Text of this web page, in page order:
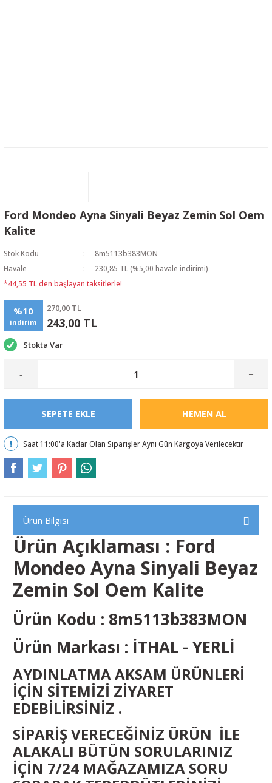
Ford Mondeo Ayna Sinyali Beyaz Zemin Sol Oem
Kalite
Stok Kodu
8m5113b383MON
Havale
230,85 TL (%5,00 havale indirimi)
*44,55 TL den başlayan taksitlerle!
%10
indirim
270,00 TL
243,00 TL
Stokta Var
- +
SEPETE EKLE HEMEN AL
Saat 11:00'a Kadar Olan Siparişler Aynı Gün Kargoya Verilecektir
Ürün Bilgisi
Ürün Açıklaması : Ford
Mondeo Ayna Sinyali Beyaz
Zemin Sol Oem Kalite
Ürün Kodu : 8m5113b383MON
Ürün Markası : İTHAL - YERLİ
AYDINLATMA AKSAM ÜRÜNLERİ
İÇİN SİTEMİZİ ZİYARET
EDEBİLİRSİNİZ .
SİPARİŞ VERECEĞİNİZ ÜRÜN İLE
ALAKALI BÜTÜN SORULARINIZ
İÇİN 7/24 MAĞAZAMIZA SORU